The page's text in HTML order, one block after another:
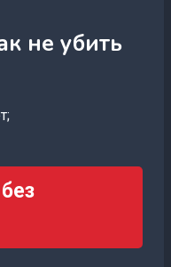
не убить